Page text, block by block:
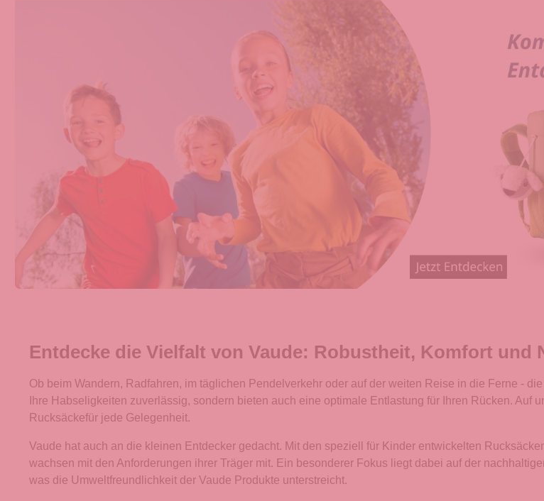
Entdecke die Vielfalt von Vaude: Robustheit, Komfort
Ob beim Wandern, Radfahren, im täglichen Pendelverkehr oder auf der weiten Reise in die Ferne -
Ihre Habseligkeiten zuverlässig, sondern bieten auch eine optimale Entlastung für Ihren Rücken.
Rucksäckefür jede Gelegenheit.
Vaude hat auch an die kleinen Entdecker gedacht. Mit den speziell für Kinder entwickelten
wachsen mit den Anforderungen ihrer Träger mit. Ein besonderer Fokus liegt dabei auf der
was die Umweltfreundlichkeit der Vaude Produkte unterstreicht.